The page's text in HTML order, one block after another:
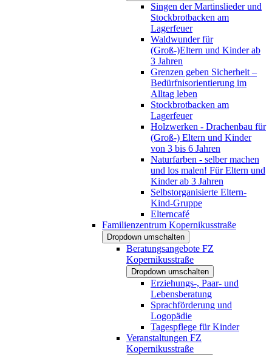
Singen der Martinslieder und
Stockbrotbacken am
Lagerfeuer
Waldwunder für
(Groß-)Eltern und Kinder ab
3 Jahren
Grenzen geben Sicherheit –
Bedürfnisorientierung im
Alltag leben
Stockbrotbacken am
Lagerfeuer
Holzwerken - Drachenbau für
(Groß-) Eltern und Kinder
von 3 bis 6 Jahren
Naturfarben - selber machen
und los malen! Für Eltern und
Kinder ab 3 Jahren
Selbstorganisierte Eltern-
Kind-Gruppe
Elterncafé
Familienzentrum Kopernikusstraße
Dropdown umschalten
Beratungsangebote FZ
Kopernikusstraße
Dropdown umschalten
Erziehungs-, Paar- und
Lebensberatung
Sprachförderung und
Logopädie
Tagespflege für Kinder
Veranstaltungen FZ
Kopernikusstraße